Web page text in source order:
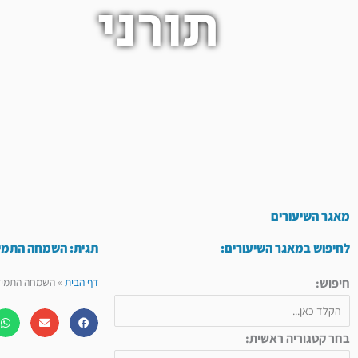
תורני
מאגר השיעורים
לחיפוש במאגר השיעורים:
חיפוש:
בחר קטגוריה ראשית:
תגית: השמחה
דף הבית»השמחה